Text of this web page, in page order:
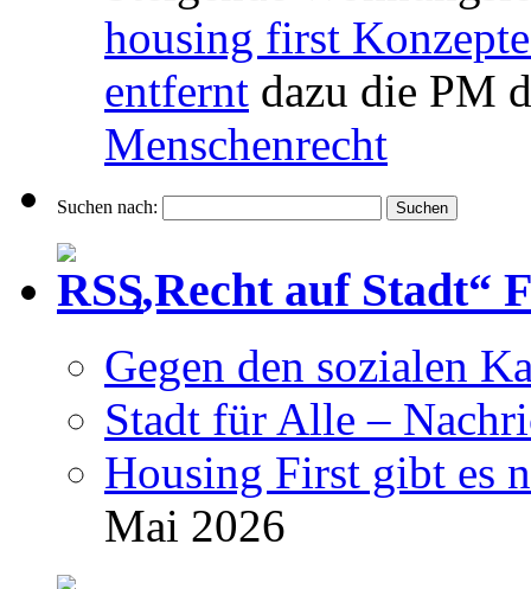
housing first
entfernt dazu die PM
Menschenrecht
Suchen nach:
„Recht auf Stadt“
Gegen den sozialen
Stadt für Alle –
Housing First gibt es
Mai 2026